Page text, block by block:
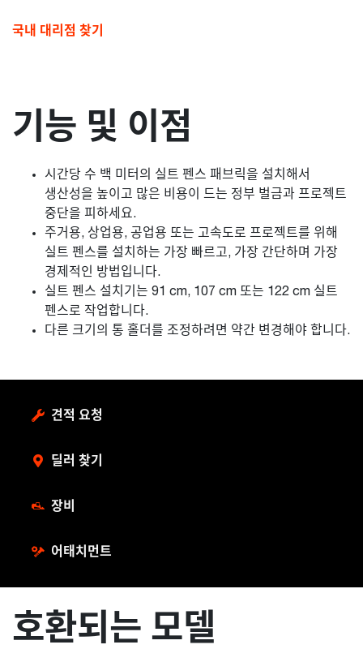
국내 대리점 찾기
기능 및 이점
시간당 수 백 미터의 실트 펜스 패브릭을 설치해서
생산성을 높이고 많은 비용이 드는 정부 벌금과 프로젝트
중단을 피하세요.
주거용, 상업용, 공업용 또는 고속도로 프로젝트를 위해
실트 펜스를 설치하는 가장 빠르고, 가장 간단하며 가장
경제적인 방법입니다.
실트 펜스 설치기는 91 cm, 107 cm 또는 122 cm 실트
펜스로 작업합니다.
다른 크기의 통 홀더를 조정하려면 약간 변경해야 합니다.
견적 요청
딜러 찾기
장비
어태치먼트
호환되는 모델